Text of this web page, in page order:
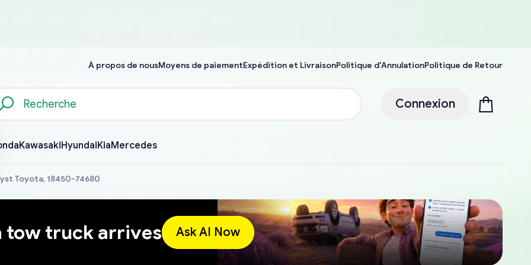
À propos de nousMoyens de paiementExpédition et LivraisonPolitique d'AnnulationPolitique de Retour
Connexion
KawasakiHyundaiKiaMercedes
Toyota, 18450-74680
tow truck arrives Ask AI Now